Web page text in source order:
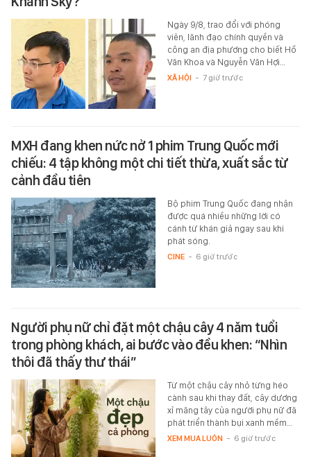
Ngày 9/8, trao đổi với phóng
viên, lãnh đạo chính quyền và
công an địa phương cho biết Hồ
Văn Khoa và Nguyễn Văn Hợi…
XÃ HỘI - 7 giờ trước
MXH đang khen nức nở 1 phim Trung Quốc mới
chiếu: 4 tập không một chi tiết thừa, xuất sắc từ
cảnh đầu tiên
Bộ phim Trung Quốc đang nhận
được quá nhiều những lời có
cánh từ khán giả ngay sau khi
phát sóng.
CINE - 6 giờ trước
Người phụ nữ chỉ đặt một chậu cây 4 năm tuổi
trong phòng khách, ai bước vào đều khen: “Nhìn
thôi đã thấy thư thái”
Từ một chậu cây nhỏ từng héo
cành sau khi thay đất, cây dương
xỉ măng tây của người phụ nữ đã
phát triển thành bụi xanh mềm…
XEM MUA LUÔN - 6 giờ trước